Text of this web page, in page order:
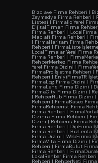
Bizclave Firma Rehberi |
Zeymedya Firma Rehberi |
Listesi | Firmalio Yerel
DijitalFirman Firma Rehberi
Firma Rehberi | LocalFirma
Maplafi Firma Rehberi |
| FirmaHaritam Firma
Rehberi | FirmaListe
LocalFirmalar Yerel Firma
Firma Rehberi |
RehberMerkez Firma
Yerel Firma Dizini |
FirmaPro İşletme Rehberi |
Rehberi | EniyiFirmaTR
FirmaLog Firma Dizini |
FirmaLens Firma Dizini |
FirmaCity Firma Dizini |
| RehberHub Firma Dizini |
Rehberi | FirmaBaseo
FirmaRehberist Firma
Firma Rehberi |
Dizinra Firma Rehberi |
Dizini | Rehberis Firma
Firma Rehberi | DijiFirma
Firma Rehberi | BizLenta
Firma Dizini | WebFirmio
FirmaVita Firma Dizini |
Rehberi | FirmaBulut
Firma Rehberi |
LokalRehber Firma Rehberi
Rehberi | RehberNeti Firma